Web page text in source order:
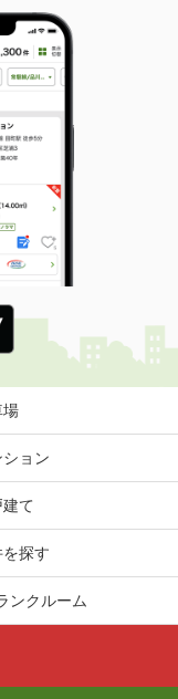
場
ョン
て
探す
ンクルーム